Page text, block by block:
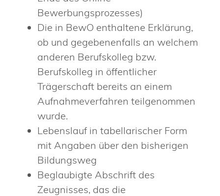
Bewerbungsprozesses)
Die in BewO enthaltene Erklärung,
ob und gegebenenfalls an welchem
anderen Berufskolleg bzw.
Berufskolleg in öffentlicher
Trägerschaft bereits an einem
Aufnahmeverfahren teilgenommen
wurde.
Lebenslauf in tabellarischer Form
mit Angaben über den bisherigen
Bildungsweg
Beglaubigte Abschrift des
Zeugnisses, das die